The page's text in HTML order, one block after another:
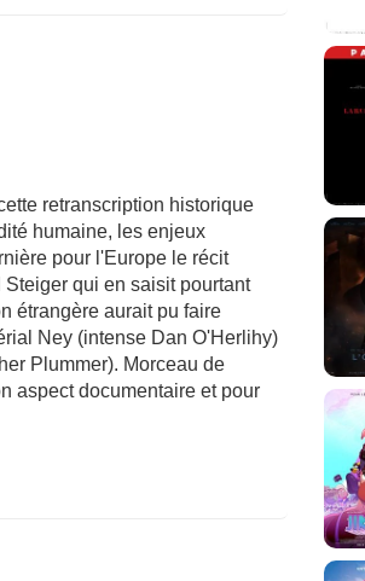
retranscription historique
humaine, les enjeux
pour l'Europe le récit
qui en saisit pourtant
étrangère aurait pu faire
Ney (intense Dan O'Herlihy)
Plummer). Morceau de
aspect documentaire et pour